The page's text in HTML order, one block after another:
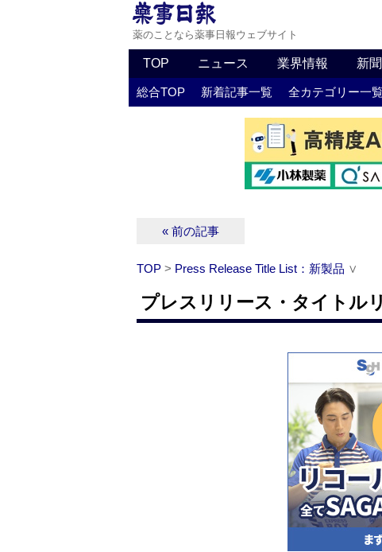
薬のことなら薬事日報ウェブサイト
TOP ニュース 業界情報 新
総合TOP 新着記事一覧 全カテゴリー一
« 前の記事
TOP > Press Release Title List：新製品 ∨
プレスリリース・タイトル